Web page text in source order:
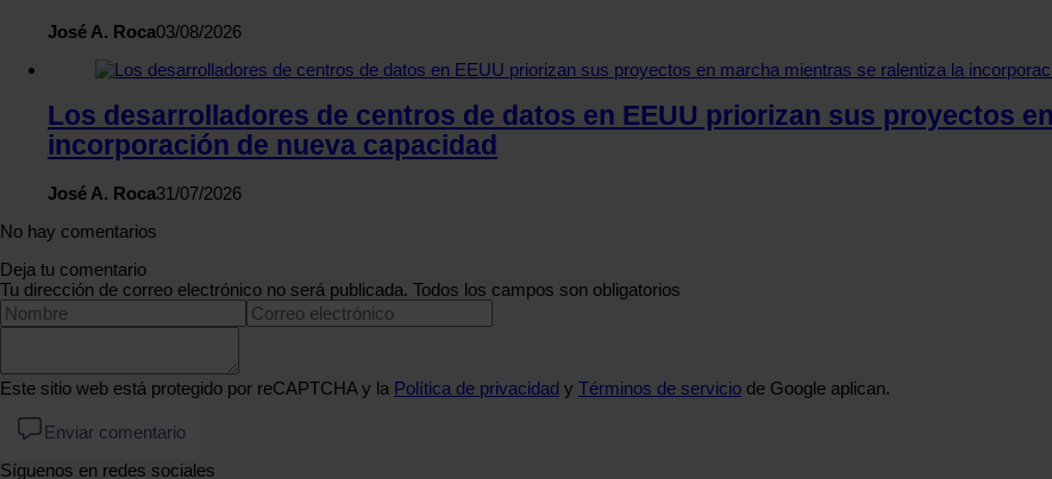
José A. Roca03/08/2026
Los desarrolladores de centros de datos en EEUU priorizan sus proyectos
incorporación de nueva capacidad
José A. Roca31/07/2026
No hay comentarios
Deja tu comentario
Tu dirección de correo electrónico no será publicada. Todos los campos son obligatorios
Este sitio web está protegido por reCAPTCHA y la Política de privacidad y Términos de servicio de Google aplican.
Enviar comentario
Síguenos en redes sociales